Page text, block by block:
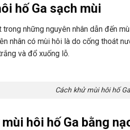
hố Ga sạch mùi
trong những nguyên nhân dẫn đến
nhân có mùi hôi là do cống thoát
và đổ xuống lỗ.
Cách khử mùi hôi hố
hôi hố Ga bằng